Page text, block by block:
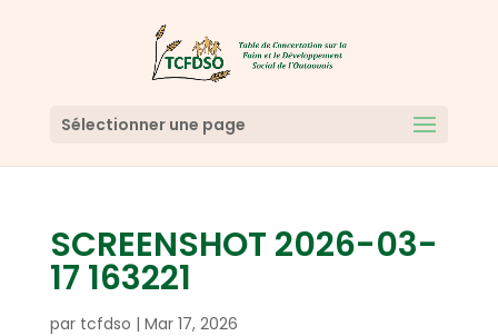
Sélectionner une page
SCREENSHOT 2026-03-
17 163221
par tcfdso | Mar 17, 2026